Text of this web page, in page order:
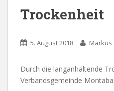
Trockenheit
5. August 2018 Markus
Durch die langanhaltende
Verbandsgemeinde